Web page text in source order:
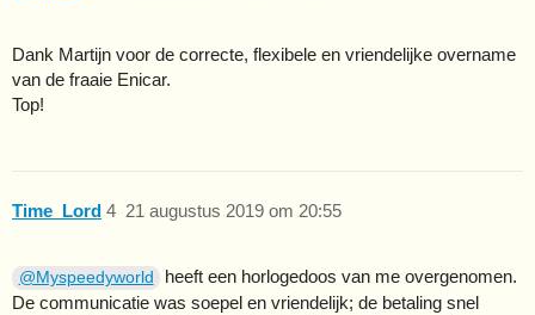
Dank Martijn voor de correcte, flexibele en vriendelijke overname
van de fraaie Enicar.
Top!
Time_Lord 21 augustus 2019 om 20:55
4
@Myspeedyworld
heeft een horlogedoos van me overgenomen.
De communicatie was soepel en vriendelijk; de betaling snel